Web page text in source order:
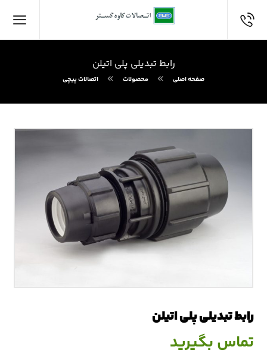
رابط تبديلي پلي اتيلن
صفحه اصلی محصولات اتصالات پيچي
رابط تبديلي پلي اتيلن
تماس بگیرید